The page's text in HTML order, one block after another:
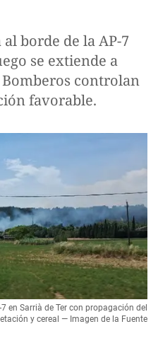
borde de la AP-7
se extiende a
Bomberos controlan
favorable.
en Sarrià de Ter con propagación del
y cereal — Imagen de la Fuente